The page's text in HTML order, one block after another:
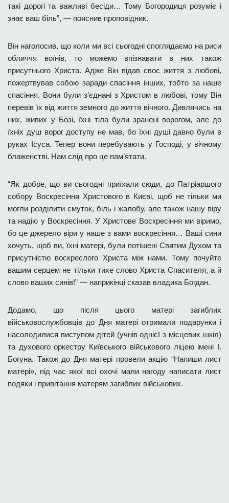
такі дорогі та важливі бесіди… Тому Богородиця розуміє і
знає ваш біль”, — пояснив проповідник.
Він наголосив, що коли ми всі сьогодні споглядаємо на риси
обличчя воїнів, то можемо впізнавати в них також
присутнього Христа. Адже Він відав своє життя з любові,
пожертвував собою заради спасіння інших, тобто за наше
спасіння. Вони були з’єднані з Христом в любові, тому Він
перевів їх від життя земного до життя вічного. Дивлячись на
них, живих у Бозі, їхні тіла були зранені ворогом, але до
їхніх душ ворог доступу не мав, бо їхні душі давно були в
руках Ісуса. Тепер вони перебувають у Господі, у вічному
блаженстві. Нам слід про це пам’ятати.
“Як добре, що ви сьогодні приїхали сюди, до Патріаршого
собору Воскресіння Христового в Києві, щоб не тільки ми
могли розділити смуток, біль і жалобу, але також нашу віру
та надію у Воскресіння. У Христове Воскресіння ми віримо,
бо це джерело віри у наше з вами воскресіння… Ваші сини
хочуть, щоб ви, їхні матері, були потішені Святим Духом та
присутністю воскреслого Христа між нами. Тому почуйте
вашим серцем не тільки тихе слово Христа Спасителя, а й
слово ваших синів!” — наприкінці сказав владика Богдан.
Додамо, що після цього матері загиблих
військовослужбовців до Дня матері отримали подарунки і
насолодилися виступом дітей (учнів однієї з місцевих шкіл)
та духового оркестру Київського військового ліцею імені І.
Богуна. Також до Дня матері провели акцію “Напиши лист
матері», під час якої всі охочі мали нагоду написати лист
подяки і привітання матерям загиблих військових.